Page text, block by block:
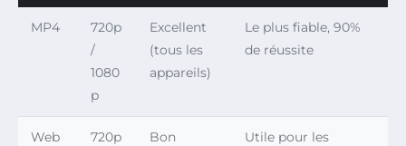
MP4
720p
/
1080
p
Excellent
(tous les
appareils)
Le plus fiable, 90%
de réussite
Web
720p
Bon
Utile pour les